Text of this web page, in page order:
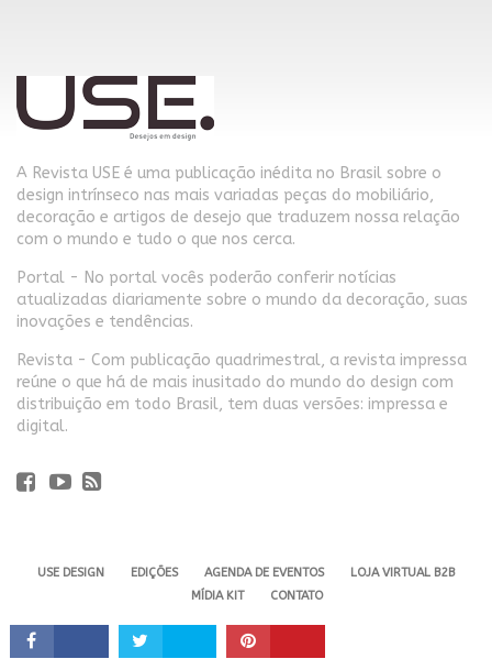
A Revista USE é uma publicação inédita no Brasil sobre o
design intrínseco nas mais variadas peças do mobiliário,
decoração e artigos de desejo que traduzem nossa relação
com o mundo e tudo o que nos cerca.
Portal - No portal vocês poderão conferir notícias
atualizadas diariamente sobre o mundo da decoração, suas
inovações e tendências.
Revista - Com publicação quadrimestral, a revista impressa
reúne o que há de mais inusitado do mundo do design com
distribuição em todo Brasil, tem duas versões: impressa e
digital.
USE DESIGN EDIÇÕES AGENDA DE EVENTOS
LOJA VIRTUAL B2B
MÍDIA KIT
CONTATO
Revista USE. 2024 - Todos os direitos reservados.